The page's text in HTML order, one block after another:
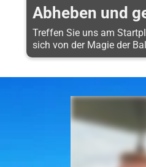
Abheben und
Treffen Sie uns am
sich von der Magie der